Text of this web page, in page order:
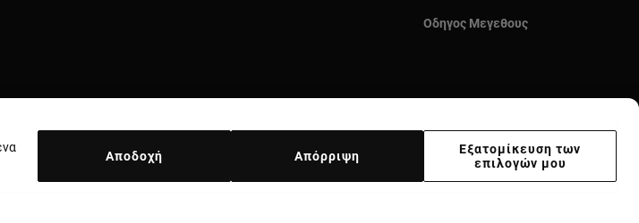
Οδηγος Μεγεθους
νόμισμα:
Εξατομίκευση των
επιλογών μου
Απόρριψη
Αποδοχή